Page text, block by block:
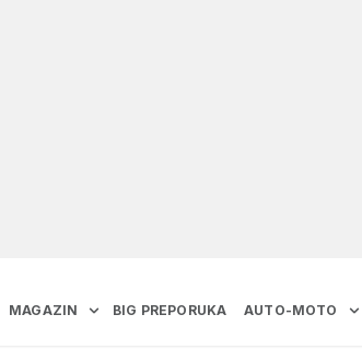
MAGAZIN BIG PREPORUKA AUTO-MOTO